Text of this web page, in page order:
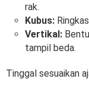
rak.
Kubus:
Vertikal:
tampil beda.
Tinggal sesuaikan